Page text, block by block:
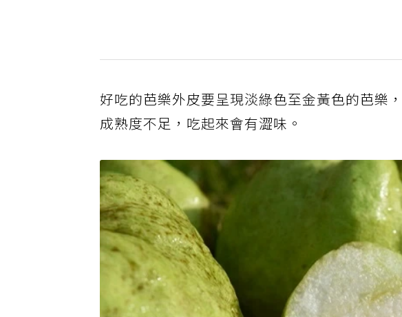
好吃的芭樂外皮要呈現淡綠色至金黃色的芭樂
成熟度不足，吃起來會有澀味。